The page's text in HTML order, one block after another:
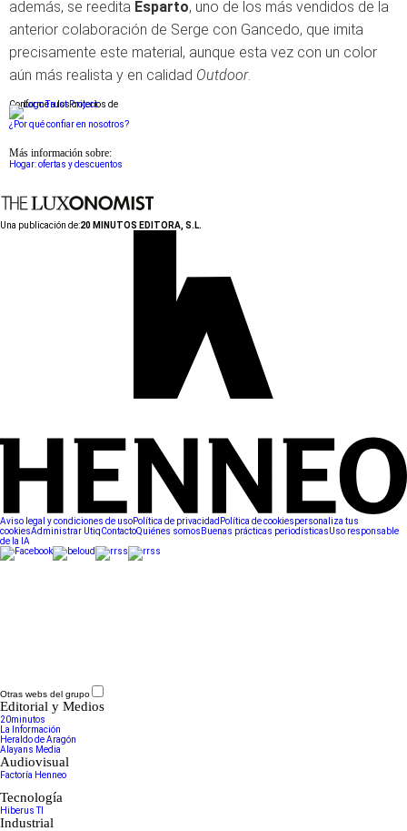
además, se reedita Esparto, uno de los más vendidos de la
anterior colaboración de Serge con Gancedo, que imita
precisamente este material, aunque esta vez con un color
aún más realista y en calidad Outdoor.
Conforme a los criterios de
¿Por qué confiar en nosotros?
Más información sobre:
Hogar: ofertas y descuentos
Una publicación de:20 MINUTOS EDITORA, S.L.
Aviso legal y condiciones de usoPolítica de privacidad Política de cookiespersonaliza tus
cookiesAdministrar UtiqContactoQuiénes somos Buenas prácticas periodísticasUso responsable
de la IA
Otras webs del grupo
Editorial y Medios
20minutos
La Información
Heraldo de Aragón
Alayans Media
Audiovisual
Factoría Henneo
Tecnología
Hiberus TI
Industrial